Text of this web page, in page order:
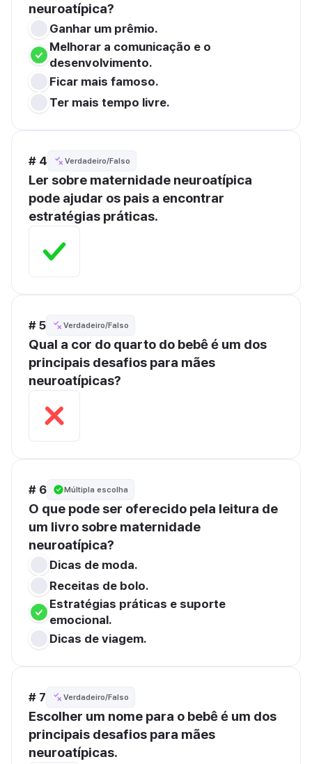
neuroatípica?
Ganhar um prêmio.
Melhorar a comunicação e o
desenvolvimento.
Ficar mais famoso.
Ter mais tempo livre.
# 4 Verdadeiro/Falso
Ler sobre maternidade neuroatípica
pode ajudar os pais a encontrar
estratégias práticas.
# 5 Verdadeiro/Falso
Qual a cor do quarto do bebê é um dos
principais desafios para mães
neuroatípicas?
# 6 Múltipla escolha
O que pode ser oferecido pela leitura de
um livro sobre maternidade
neuroatípica?
Dicas de moda.
Receitas de bolo.
Estratégias práticas e suporte
emocional.
Dicas de viagem.
# 7 Verdadeiro/Falso
Escolher um nome para o bebê é um dos
principais desafios para mães
neuroatípicas.